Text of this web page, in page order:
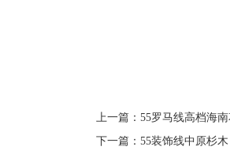
上一篇： 55罗马线高档海
下一篇： 55装饰线中原杉木